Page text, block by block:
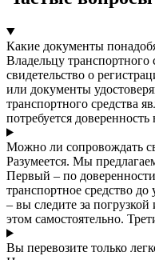
Какие документы
Владельцу транспортного
свидетельство о
или документы
транспортного средства
потребуется
Можно ли сопровождать
Разумеется. Мы
Первый – по
транспортное средство
– вы следите за
этом самостоятельно.
Вы перевозите только